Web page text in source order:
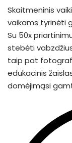
Skaitmeninis
vaikams tyrinėti
Su 50x
stebėti
taip pat
edukacinis
domėjimąsi